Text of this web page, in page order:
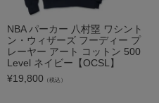
NBA パーカー 八村塁 ワシント
ン・ウィザーズ フーディー プ
レーヤー アート コットン 500
Level ネイビー【OCSL】
¥19,800 （税込）